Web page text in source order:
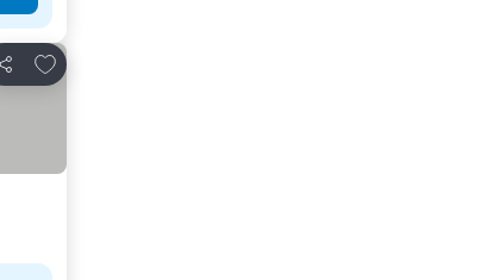
Paylaş
Favorilerime ekle